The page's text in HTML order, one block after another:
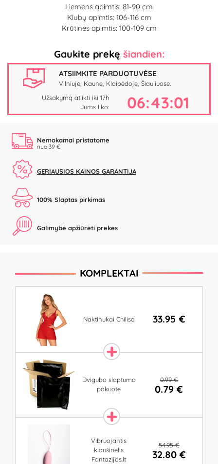
Liemens apimtis: 81-90 cm
Klubų apimtis: 106-116 cm
Krūtinės apimtis: 100-109 cm
Gaukite prekę šiandien:
ATSIIMKITE PARDUOTUVĖSE
Vilniuje, Kaune, Klaipėdoje, Šiauliuose.
Užsakymą atlikti iki 17h
Jums liko:
06:43:00
Nemokamai pristatome
nuo 39 €
GERIAUSIOS KAINOS GARANTIJA
100% Slaptas pirkimas
Galimybė apžiūrėti prekes
KOMPLEKTAI
Naktinukai Chilisa 33.95 €
Dvigubo slaptumo
pakuotė
0.99 €
0.79 €
Vibruojantis
kiaušinėlis
Fantazijos.lt
54.95 €
32.80 €